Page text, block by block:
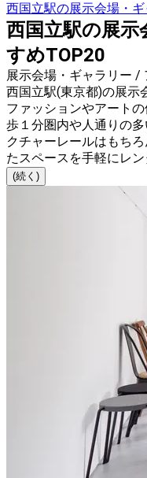
西国立駅の展示会場・
西国立駅の展
すめTOP20
展示会場・ギャラリー /
西国立駅(東京都)の展示
ファッションやアート
歩１分圏内や人通りの
クチャーレールはもち
たスペースを手軽にレン
(続く)